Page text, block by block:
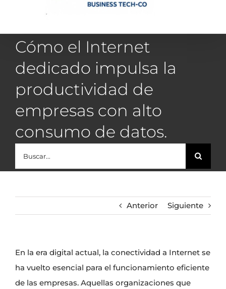
Cómo el Internet
dedicado impulsa la
productividad de
empresas con alto
consumo de datos.
Anterior Siguiente
En la era digital actual, la conectividad a Internet se
ha vuelto esencial para el funcionamiento eficiente
de las empresas. Aquellas organizaciones que